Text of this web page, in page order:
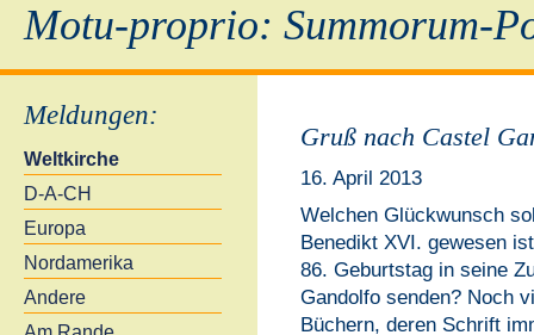
Motu-proprio: Summorum-
Meldungen:
Weltkirche
D-A-CH
Europa
Nordamerika
Andere
Gruß nach Castel
16. April 2013
Welchen Glückwunsch
Benedikt XVI. gewesen
86. Geburtstag in seine
Gandolfo senden? Noch
Büchern, deren Schrift